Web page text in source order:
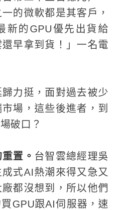
的微軟都是其客戶，
新的GPU優先出貨給
早拿到貨！」一名電
力挺，面對過去被少
場，這些後進者，到
破口？
置。 台智雲總經理吳
式AI熱潮來得又急又
都沒想到，所以他們
GPU跟AI伺服器，速